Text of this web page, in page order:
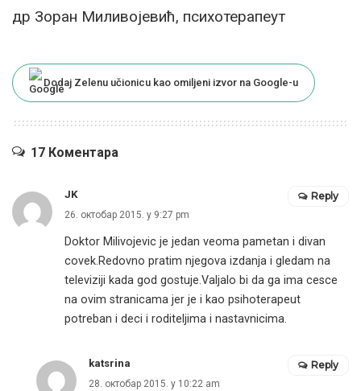
др Зоран Миливојевић, психотерапеут
Dodaj Zelenu učionicu kao omiljeni izvor na Google-u
17 Коментара
JK
26. октобар 2015. у 9:27 pm
Doktor Milivojevic je jedan veoma pametan i divan
covek.Redovno pratim njegova izdanja i gledam na
televiziji kada god gostuje.Valjalo bi da ga ima cesce
na ovim stranicama jer je i kao psihoterapeut
potreban i deci i roditeljima i nastavnicima.
Reply
katsrina
28. октобар 2015. у 10:22 am
Reply